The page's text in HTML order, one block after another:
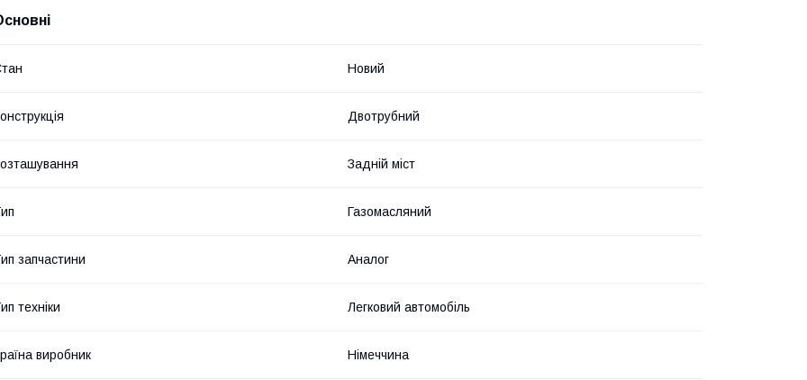
Новий
Двотрубний
Задній міст
Газомасляний
запчастини Аналог
техніки Легковий автомобіль
виробник Німеччина